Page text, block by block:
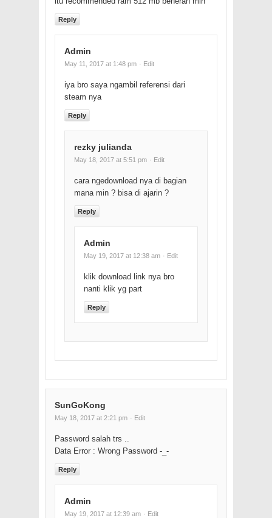
Reply
Admin
May 11, 2017 at 1:48 pm · Edit
iya bro saya ngambil referensi dari
steam nya
Reply
rezky julianda
May 18, 2017 at 5:51 pm · Edit
cara ngedownload nya di bagian
mana min ? bisa di ajarin ?
Reply
Admin
May 19, 2017 at 12:38 am · Edit
klik download link nya bro
nanti klik yg part
Reply
SunGoKong
May 18, 2017 at 2:21 pm · Edit
Password salah trs ..
Data Error : Wrong Password -_-
Reply
Admin
May 19, 2017 at 12:39 am · Edit